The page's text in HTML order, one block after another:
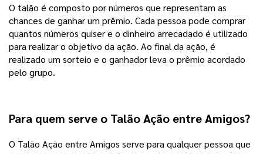
O talão é composto por números que representam as
chances de ganhar um prêmio. Cada pessoa pode comprar
quantos números quiser e o dinheiro arrecadado é utilizado
para realizar o objetivo da ação. Ao final da ação, é
realizado um sorteio e o ganhador leva o prêmio acordado
pelo grupo.
Para quem serve o Talão Ação entre Amigos?
O Talão Ação entre Amigos serve para qualquer pessoa que